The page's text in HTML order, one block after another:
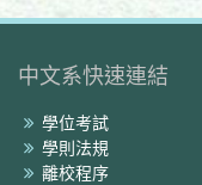
頁
中文系快速連結
學位考試
學則法規
離校程序